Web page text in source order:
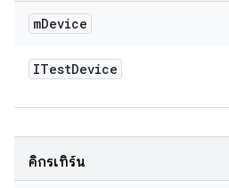
mDevice
ITestDevice
คิกรีเทิร์น